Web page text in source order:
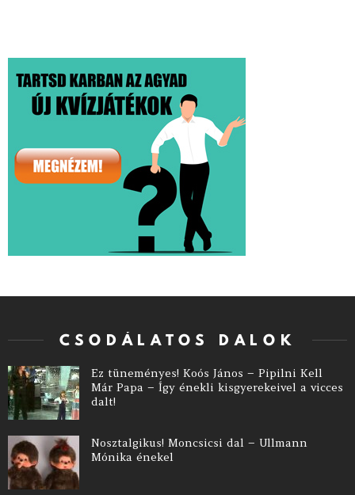
CSODÁLATOS DALOK
Ez tüneményes! Koós János – Pipilni Kell
Már Papa – Így énekli kisgyerekeivel a vicces
dalt!
Nosztalgikus! Moncsicsi dal – Ullmann
Mónika énekel